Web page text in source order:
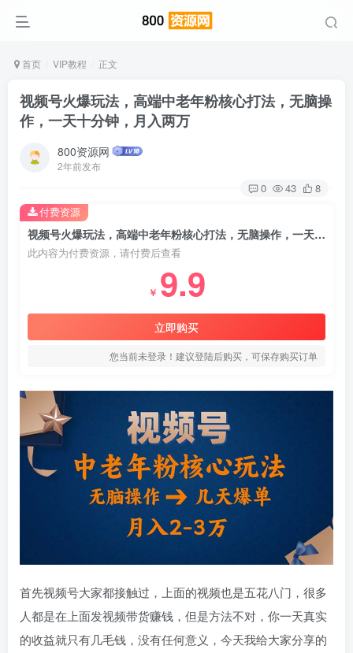
首页 VIP教程 正文
视频号火爆玩法，高端中老年粉核心打法，无脑操
作，一天十分钟，月入两万
800资源网
2年前发布
0 43 8
视频号火爆玩法，高端中老年粉核心打法，无脑操作，一天十分钟，月入两万
此内容为付费资源，请付费后查看
￥ 9.9
立即购买
您当前未登录！建议登陆后购买，可保存购买订单
付费资源
首先视频号大家都接触过，上面的视频也是五花八门，很多
人都是在上面发视频带货赚钱，但是方法不对，你一天真实
的收益就只有几毛钱，没有任何意义，今天我给大家分享的